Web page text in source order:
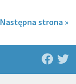
Następna strona »